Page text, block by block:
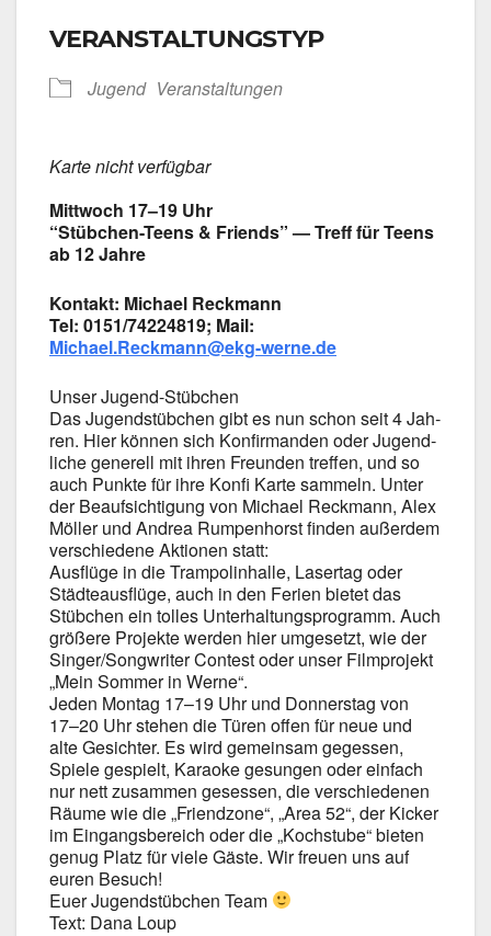
VERANSTALTUNGSTYP
Jugend Ver­an­stal­tun­gen
Kar­te nicht ver­füg­bar
Mitt­woch 17–19 Uhr
“Stübchen-Teens & Fri­ends” — Treff für Teens
ab 12 Jah­re
Kon­takt: Micha­el Reck­mann
Tel: 0151/74224819; Mail:
Michael.Reckmann@ekg-werne.de
Unser Jugend-Stübchen
Das Jugend­stüb­chen gibt es nun schon seit 4 Jah­
ren. Hier kön­nen sich Kon­fir­man­den oder Jugend­
li­che gene­rell mit ihren Freun­den tref­fen, und so
auch Punk­te für ihre Kon­fi Kar­te sam­meln. Unter
der Beauf­sich­ti­gung von Micha­el Reck­mann, Alex
Möl­ler und Andrea Rum­pen­horst fin­den außer­dem
ver­schie­de­ne Aktio­nen statt:
Aus­flü­ge in die Tram­po­lin­hal­le, Laser­tag oder
Städ­te­aus­flü­ge, auch in den Feri­en bie­tet das
Stüb­chen ein tol­les Unter­hal­tungs­pro­gramm. Auch
grö­ße­re Pro­jek­te wer­den hier umge­setzt, wie der
Singer/Songwriter Con­test oder unser Film­pro­jekt
„Mein Som­mer in Wer­ne“.
Jeden Mon­tag 17–19 Uhr und Don­ners­tag von
17–20 Uhr ste­hen die Türen offen für neue und
alte Gesich­ter. Es wird gemein­sam geges­sen,
Spie­le gespielt, Karao­ke gesun­gen oder ein­fach
nur nett zusam­men geses­sen, die ver­schie­de­nen
Räu­me wie die „Fri­end­zo­ne“, „Area 52“, der Kicker
im Ein­gangs­be­reich oder die „Kochstu­be“ bie­ten
genug Platz für vie­le Gäs­te. Wir freu­en uns auf
euren Besuch!
Euer Jugend­stüb­chen Team
Text: Dana Loup